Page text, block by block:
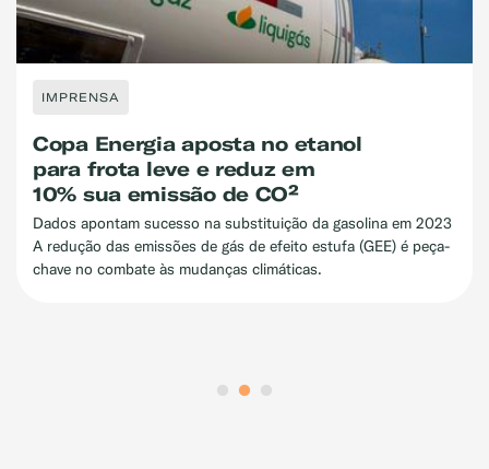
em 2023
é peça-
Copa Energia leva experiência
de qualidade,
sustentabilidade e conforto
para o 7º Taste São Paulo
Festival
Fornecedora oficial de gás para os restaurantes